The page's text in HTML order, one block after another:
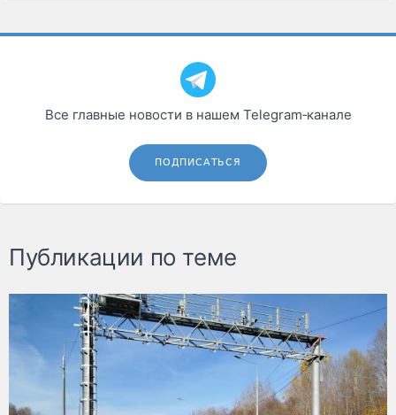
Все главные новости в нашем Telegram‑канале
ПОДПИСАТЬСЯ
Публикации по теме